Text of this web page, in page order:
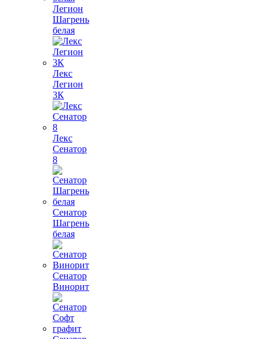
Легион
Шагрень
белая
Лекс
Легион
3К
Лекс
Сенатор
8
Сенатор
Шагрень
белая
Сенатор
Винорит